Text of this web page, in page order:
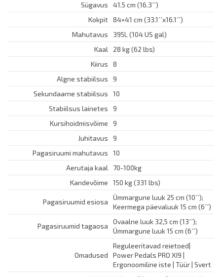
Sügavus
41.5 cm (16.3´´)
Kokpit 84×41 cm (33.1´´x16.1´´)
Mahutavus
395L (104 US gal)
Kaal
28 kg (62 lbs)
Kiirus
8
Algne stabiilsus
9
Sekundaarne stabiilsus
10
Stabiilsus lainetes
9
Kursihoidmisvõime
9
Juhitavus
9
Pagasiruumi mahutavus
10
Aerutaja kaal
70-100kg
Kandevõime
150 kg (331 lbs)
Pagasiruumid esiosa
Ümmargune luuk 25 cm (10´´);
Keermega päevaluuk 15 cm (6´´)
Pagasiruumid tagaosa
Ovaalne luuk 32,5 cm (13´´);
Ümmargune luuk 15 cm (6´´)
Omadused
Reguleeritavad reietoed|
Power Pedals PRO XI9 |
Ergonoomiline iste | Tüür | Svert